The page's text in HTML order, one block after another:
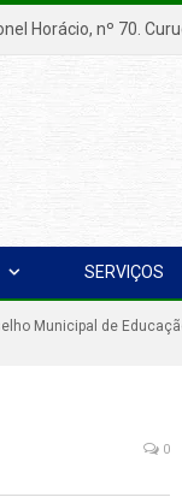
Horácio, nº 70.
SERVIÇOS
Municipal de
0